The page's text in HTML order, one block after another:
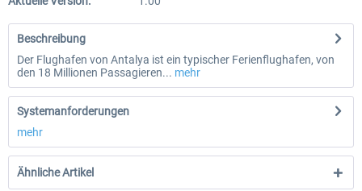
Beschreibung
Der Flughafen von Antalya ist ein typischer Ferienflughafen, von
den 18 Millionen Passagieren... mehr
Systemanforderungen
mehr
Ähnliche Artikel